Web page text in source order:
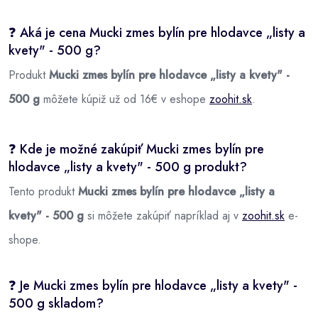
❓ Aká je cena Mucki zmes bylín pre hlodavce „listy a
kvety" - 500 g?
ProduktMucki zmes bylín pre hlodavce „listy a kvety" -
500 g môžete kúpiž už od 16€ v eshope zoohit.sk.
❓ Kde je možné zakúpiť Mucki zmes bylín pre
hlodavce „listy a kvety" - 500 g produkt?
Tento produktMucki zmes bylín pre hlodavce „listy a
kvety" - 500 g si môžete zakúpiť napríklad aj v zoohit.sk e-
shope.
❓ Je Mucki zmes bylín pre hlodavce „listy a kvety" -
500 g skladom?